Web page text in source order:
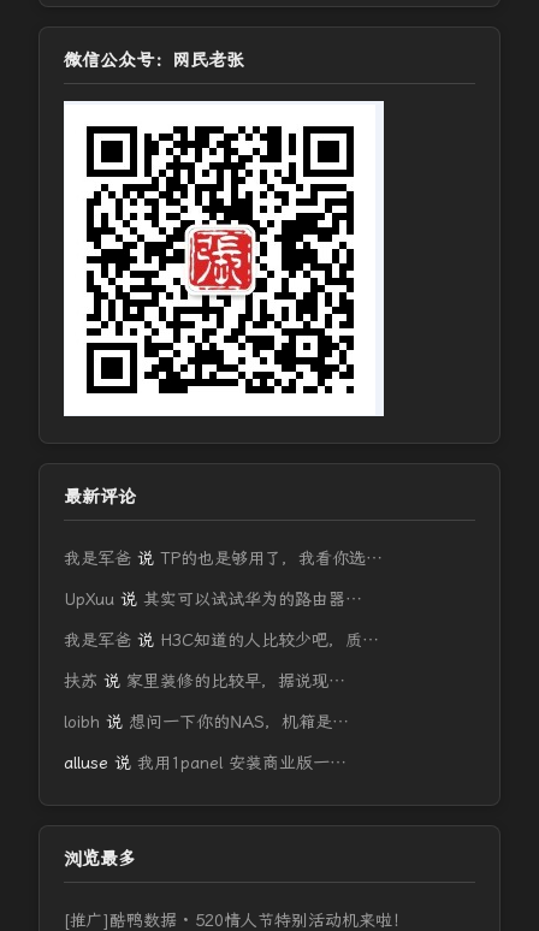
微信公众号：网民老张
最新评论
我是军爸 说 TP的也是够用了，我看你选…
UpXuu 说 其实可以试试华为的路由器…
我是军爸 说 H3C知道的人比较少吧，质…
扶苏 说 家里装修的比较早，据说现…
loibh 说 想问一下你的NAS，机箱是…
alluse 说 我用1panel 安装商业版一…
浏览最多
[推广]酷鸭数据 · 520情人节特别活动机来啦！